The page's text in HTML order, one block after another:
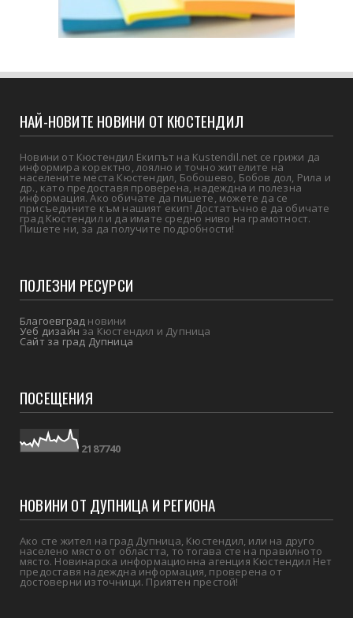
НАЙ-НОВИТЕ НОВИНИ ОТ КЮСТЕНДИЛ
Новини от Кюстендил Екипът на Kustendil.net се грижи да
информира коректно, лоялно и точно жителите на
населените места Кюстендил, Бобошево, Бобов дол, Рила и
др., като предоставя проверена, надеждна и полезна
информация. Ако обичате да пишете, можете да се
присъедините към нашият екип! Достатъчно е да обичате
град Кюстендил и да имате средно ниво на грамотност.
Пишете ни, за да получите подробности!
ПОЛЕЗНИ РЕСУРСИ
Благоевград новини
Уеб дизайнза Кюстендил и Дупница
Сайт за град Дупница
ПОСЕЩЕНИЯ
21 87740
НОВИНИ ОТ ДУПНИЦА И РЕГИОНА
Ако сте жител на град Дупница, Кюстендил, или на друго
населено място от областта, то тогава сте на правилното
място. Новинарска информационна агенция Кюстендил Нет
предоставя надеждна информация, проверена от
достоверни източници. Приятен престой!